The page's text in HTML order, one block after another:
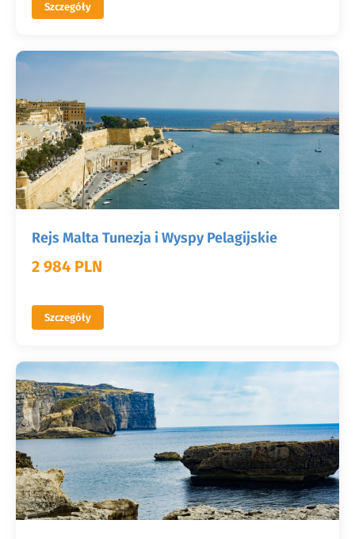
Szczegóły
Rejs Malta Tunezja i Wyspy Pelagijskie
2 984 PLN
Szczegóły